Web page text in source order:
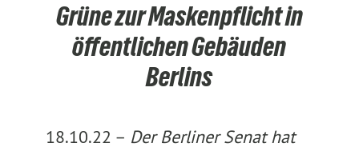
Grüne zur Maskenpflicht in
öffentlichen Gebäuden
Berlins
18.10.22 – Der Berliner Senat hat